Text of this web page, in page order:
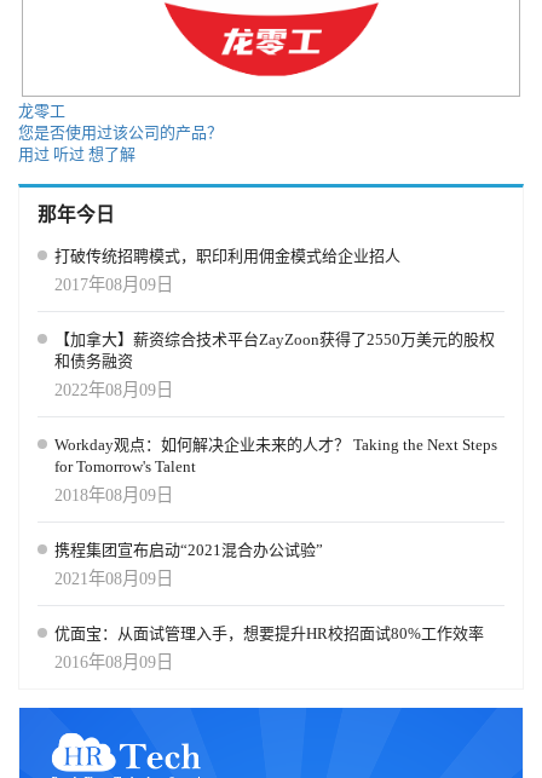
龙零工
您是否使用过该公司的产品？
用过 听过 想了解
那年今日
打破传统招聘模式，职印利用佣金模式给企业招人
2017年08月09日
【加拿大】薪资综合技术平台ZayZoon获得了2550万美元的股权
和债务融资
2022年08月09日
Workday观点：如何解决企业未来的人才？ Taking the Next Steps
for Tomorrow's Talent
2018年08月09日
携程集团宣布启动“2021混合办公试验”
2021年08月09日
优面宝：从面试管理入手，想要提升HR校招面试80%工作效率
2016年08月09日